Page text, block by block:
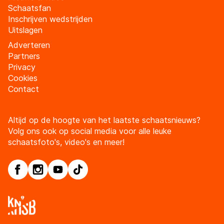
Schaatsfan
Inschrijven wedstrijden
Uitslagen
Adverteren
Partners
Privacy
Cookies
Contact
Altijd op de hoogte van het laatste schaatsnieuws?
Volg ons ook op social media voor alle leuke
schaatsfoto's, video's en meer!